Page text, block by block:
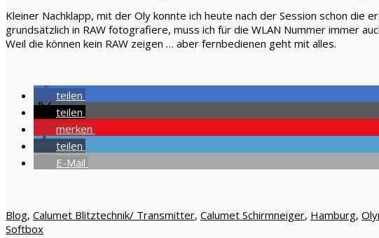
Kleiner Nachklapp, mit der Oly konnte ich heute nach der Session schon die
grundsätzlich in RAW fotografiere, muss ich für die WLAN Nummer immer
Weil die können kein RAW zeigen … aber fernbedienen geht mit alles.
teilen
teilen
merken
teilen
E-Mail
Blog, Calumet Blitztechnik/ Transmitter, Calumet Schirmneiger, Hamburg,
Softbox